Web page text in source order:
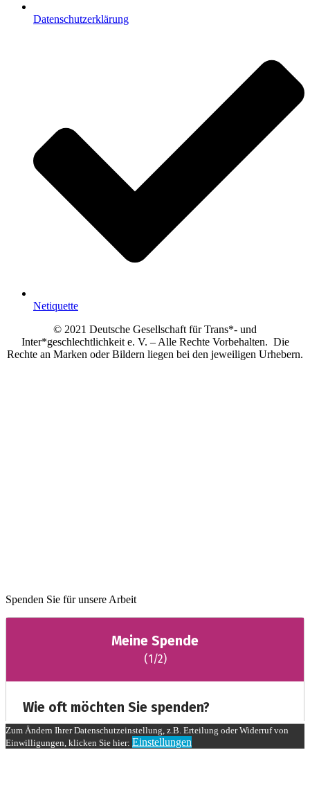
Datenschutzerklärung
Netiquette
© 2021 Deutsche Gesellschaft für Trans*- und
Inter*geschlechtlichkeit e. V. – Alle Rechte Vorbehalten. Die
Rechte an Marken oder Bildern liegen bei den jeweiligen Urhebern.
Spenden Sie für unsere Arbeit
Zum Ändern Ihrer Datenschutzeinstellung, z.B. Erteilung oder Widerruf von
Einwilligungen, klicken Sie hier: Einstellungen